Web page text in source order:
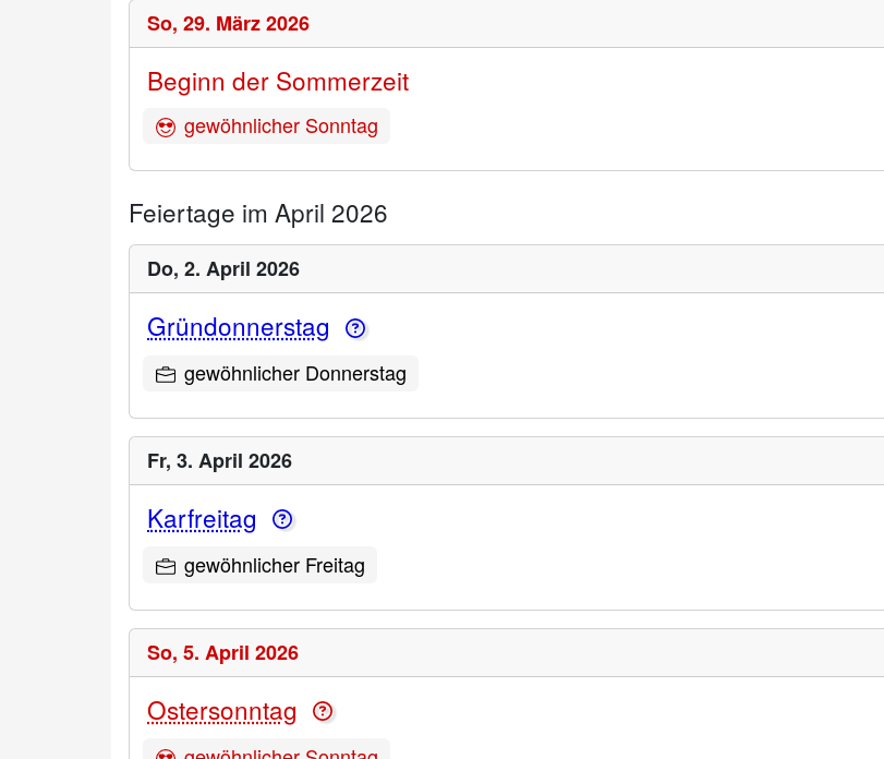
So, 29. März 2026
Beginn der Sommerzeit
gewöhnlicher Sonntag
Feiertage im April 2026
Do, 2. April 2026
Gründonnerstag
gewöhnlicher Donnerstag
Fr, 3. April 2026
Karfreitag
gewöhnlicher Freitag
So, 5. April 2026
Ostersonntag